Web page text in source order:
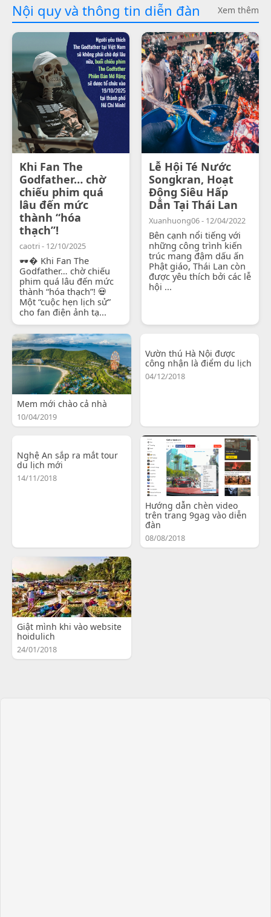
Nội quy và thông tin diễn đàn Xem thêm
Khi Fan The
Godfather… chờ
chiếu phim quá
lâu đến mức
thành “hóa
thạch”!
caotri - 12/10/2025
🕶� Khi Fan The
Godfather… chờ chiếu
phim quá lâu đến mức
thành “hóa thạch”! 💀
Một “cuộc hẹn lịch sử”
cho fan điện ảnh tạ...
Lễ Hội Té Nước
Songkran, Hoạt
Động Siêu Hấp
Dẫn Tại Thái Lan
Xuanhuong06 - 12/04/2022
Bên cạnh nổi tiếng với
những công trình kiến
trúc mang đậm dấu ấn
Phật giáo, Thái Lan còn
được yêu thích bởi các lễ
hội ...
Mem mới chào cả nhà
10/04/2019
Vườn thú Hà Nội được
công nhận là điểm du lịch
04/12/2018
Nghệ An sắp ra mắt tour
du lịch mới
14/11/2018
Hướng dẫn chèn video
trên trang 9gag vào diễn
đàn
08/08/2018
Giật mình khi vào website
hoidulich
24/01/2018